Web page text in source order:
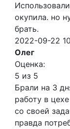
окупила. но
брать.
2022-09-22
Олег
Оценка:
5 из 5
Брали на 3
работу в
со своей
правда